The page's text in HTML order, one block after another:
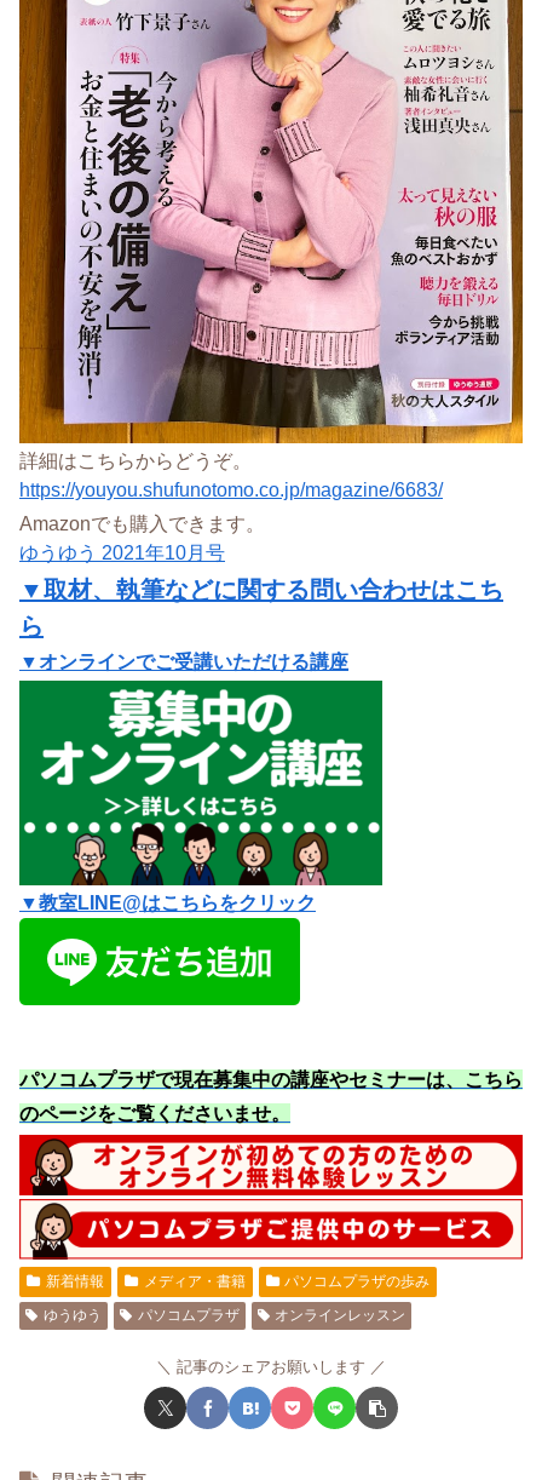
詳細はこちらからどうぞ。
https://youyou.shufunotomo.co.jp/magazine/6683/
Amazonでも購入できます。
ゆうゆう 2021年10月号
▼取材、執筆などに関する問い合わせはこち
ら
▼オンラインでご受講いただける講座
▼教室LINE@はこちらをクリック
パソコムプラザで現在募集中の講座やセミナーは、こちら
のページをご覧くださいませ。
新着情報 メディア・書籍
パソコムプラザの歩み
ゆうゆう
パソコムプラザ オンラインレッスン
記事のシェアお願いします